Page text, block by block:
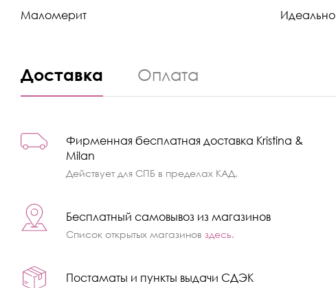
Маломерит Идеально
Доставка Оплата
Фирменная бесплатная доставка Kristina &
Milan
Действует для СПБ в пределах КАД.
Бесплатный самовывоз из магазинов
Список открытых магазиновздесь.
Постаматы и пункты выдачи СДЭК